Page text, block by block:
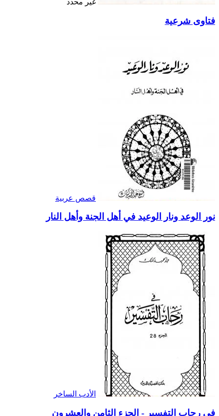
غير محدد
فتاوى شرعية
قصص عربية
نور الوعد ونار الوعيد في أهل الجنة وأهل النار
الأدب الساخر
في رحاب التفسير - الجزء الثامن والعشرون